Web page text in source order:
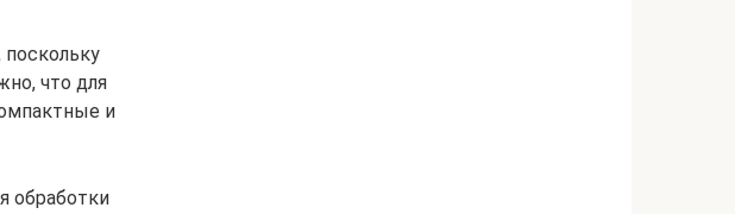
поскольку
что для
и
обработки